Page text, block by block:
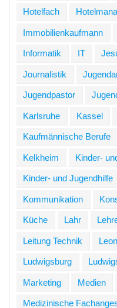
Hotelfach
Immobilienkaufmann
Informatik IT
Journalistik
Jugendpastor
Karlsruhe Kassel
Kaufmännische Berufe
Kelkheim Kinder-
Kinder- und Jugendhilfe
Kommunikation
Küche Lahr
Leitung Technik
Ludwigsburg
Marketing Medien
Medizinische